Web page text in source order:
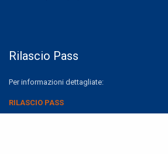
Rilascio Pass
Per informazioni dettagliate:
RILASCIO PASS